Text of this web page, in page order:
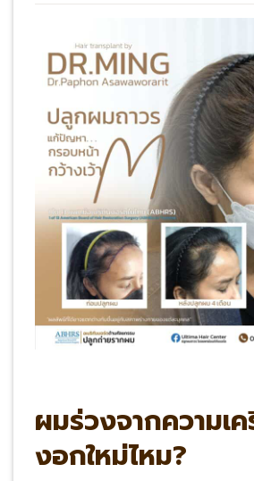
ผมร่วงจากความเ
งอกใหม่ไหม?